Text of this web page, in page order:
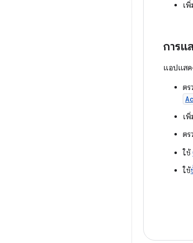
เพิ่
การแ
แอปแสด
ตร
เ
ตร
ใช้
ใช้